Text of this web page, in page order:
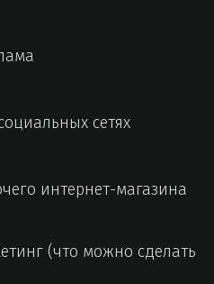
сетях
интернет-магазина
(что можно сделать